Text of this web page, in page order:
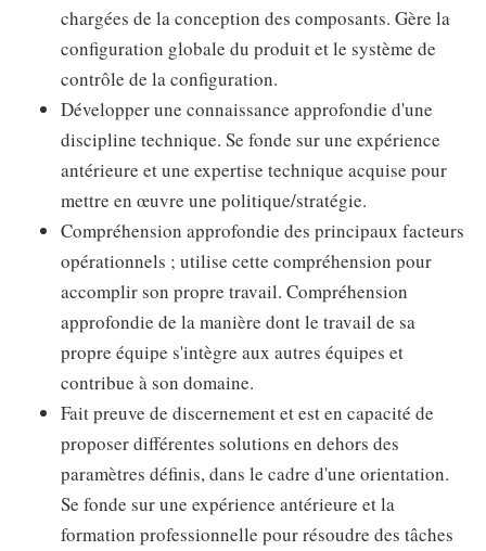
chargées de la conception des composants. Gère la
configuration globale du produit et le système de
contrôle de la configuration.
Développer une connaissance approfondie d'une
discipline technique. Se fonde sur une expérience
antérieure et une expertise technique acquise pour
mettre en œuvre une politique/stratégie.
Compréhension approfondie des principaux facteurs
opérationnels ; utilise cette compréhension pour
accomplir son propre travail. Compréhension
approfondie de la manière dont le travail de sa
propre équipe s'intègre aux autres équipes et
contribue à son domaine.
Fait preuve de discernement et est en capacité de
proposer différentes solutions en dehors des
paramètres définis, dans le cadre d'une orientation.
Se fonde sur une expérience antérieure et la
formation professionnelle pour résoudre des tâches